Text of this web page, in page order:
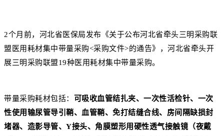
2个月前，河北省医保局发布《关于公布河北省牵头三明采购联
盟医用耗材集中带量采购<采购文件>的通告》，河北省牵头开
展三明采购联盟19种医用耗材集中带量采购。
带量采购耗材包括： 可吸收血管结扎夹、一次性活检针、一次
性使用输尿管导引鞘、血管鞘、免打结缝合线、房间隔缺损封
堵器、造影导管、Y接头、角膜塑形用硬性透气接触镜（夜戴